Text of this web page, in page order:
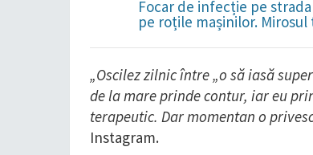
Focar de infecție pe
pe roțile mașinilor. Mirosul
„Oscilez zilnic între „o să iasă
de la mare prinde contur, iar eu
terapeutic. Dar momentan o
Instagram.